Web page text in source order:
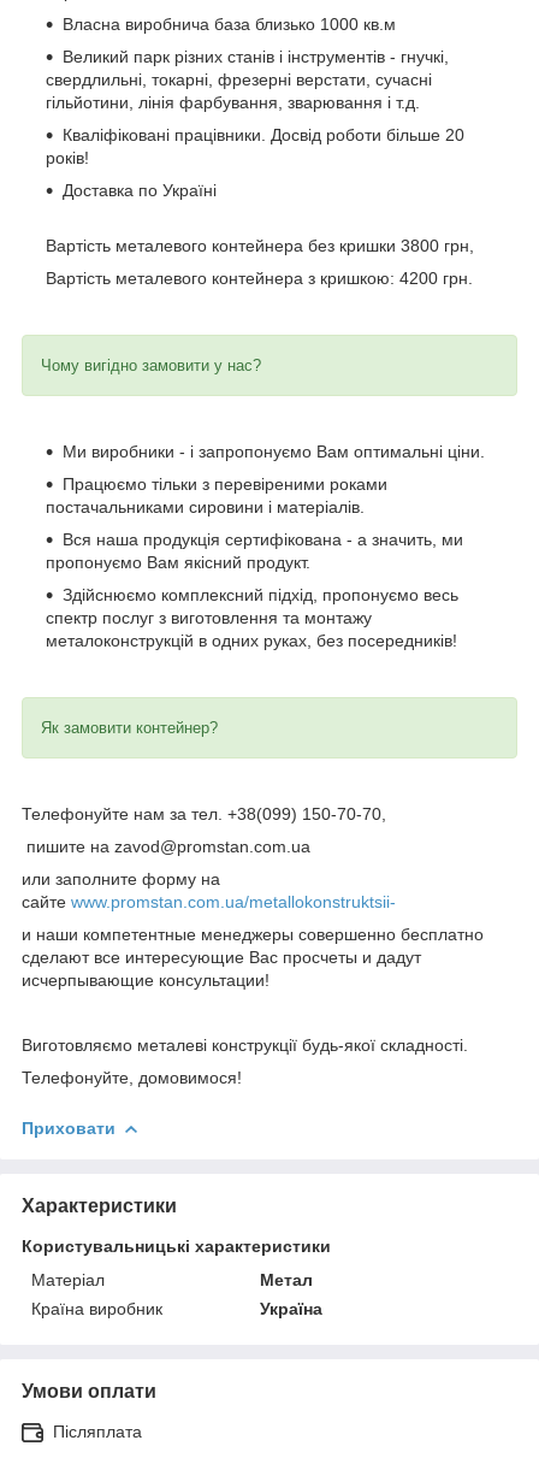
Власна виробнича база близько 1000 кв.м
Великий парк різних станів і інструментів - гнучкі,
свердлильні, токарні, фрезерні верстати, сучасні
гільйотини, лінія фарбування, зварювання і т.д.
Кваліфіковані працівники. Досвід роботи більше 20
років!
Доставка по Україні
Вартість металевого контейнера без кришки 3800 грн,
Вартість металевого контейнера з кришкою: 4200 грн.
Чому вигідно замовити у нас?
Ми виробники - і запропонуємо Вам оптимальні ціни.
Працюємо тільки з перевіреними роками
постачальниками сировини і матеріалів.
Вся наша продукція сертифікована - а значить, ми
пропонуємо Вам якісний продукт.
Здійснюємо комплексний підхід, пропонуємо весь
спектр послуг з виготовлення та монтажу
металоконструкцій в одних руках, без посередників!
Як замовити контейнер?
Телефонуйте нам за тел. +38(099) 150-70-70,
пишите на zavod@promstan.com.ua
или заполните форму на
сайте www.promstan.com.ua/metallokonstruktsii-
и наши компетентные менеджеры совершенно бесплатно
сделают все интересующие Вас просчеты и дадут
исчерпывающие консультации!
Виготовляємо металеві конструкції будь-якої складності.
Телефонуйте, домовимося!
Приховати
Характеристики
Користувальницькі характеристики
Матеріал
Метал
Країна виробник
Україна
Умови оплати
Післяплата